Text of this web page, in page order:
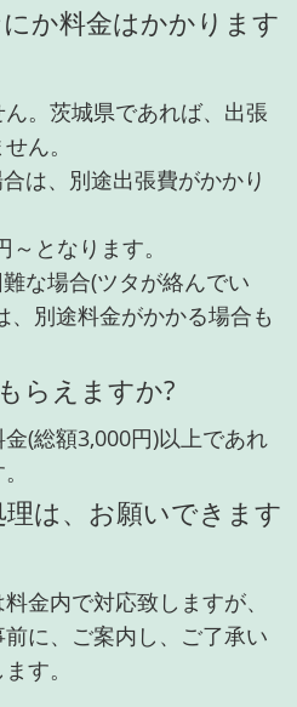
か料金はかかります
。茨城県であれば、出張
ん。
は、別途出張費がかかり
となります。
な場合(ツタが絡んでい
、別途料金がかかる場合も
らえますか?
(総額3,000円)以上であれ
は、お願いできます
金内で対応致しますが、
に、ご案内し、ご了承い
す。